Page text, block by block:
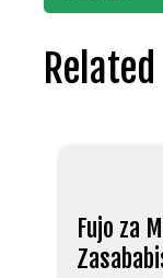
Fujo za